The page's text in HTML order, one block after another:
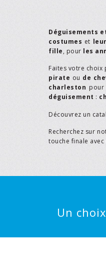
Déguisements
costumes et
fille, pour les
Faites votre choix
pirate ou de
charleston pour
déguisement :
Découvrez un
Recherchez sur
touche finale avec
Un